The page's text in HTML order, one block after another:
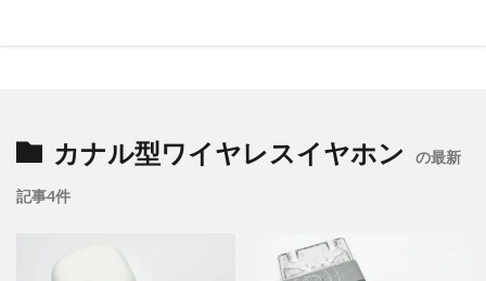
カナル型ワイヤレスイヤホン の最新
記事4件